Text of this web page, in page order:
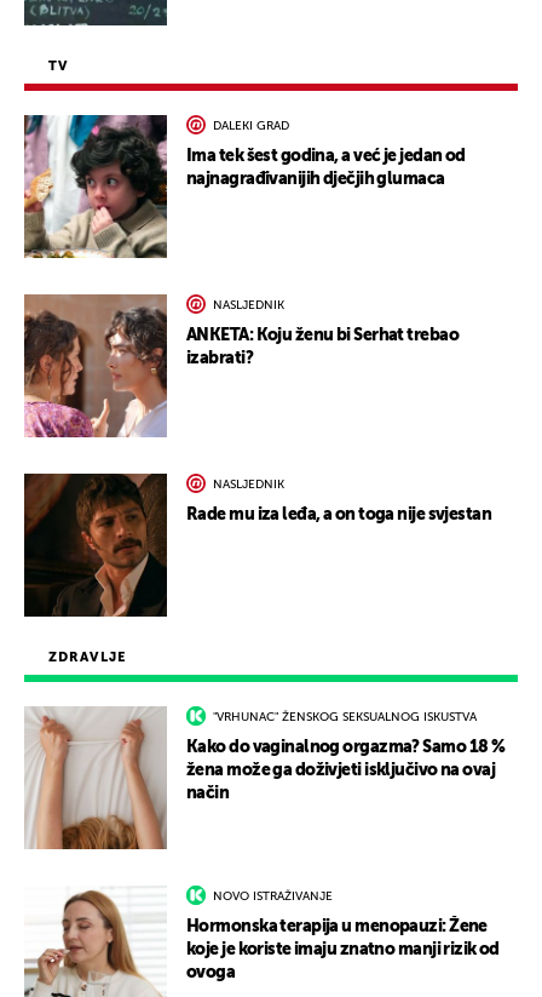
ZDRAVLJE
"VRHUNAC" ŽENSKOG SEKSUALNOG ISKUSTVA
Kako do vaginalnog orgazma? Samo 18 %
žena može ga doživjeti isključivo na ovaj
način
NOVO ISTRAŽIVANJE
Hormonska terapija u menopauzi: Žene
koje je koriste imaju znatno manji rizik od
ovoga
TV
DALEKI GRAD
Ima tek šest godina, a već je jedan od
najnagrađivanijih dječjih glumaca
NASLJEDNIK
ANKETA: Koju ženu bi Serhat trebao
izabrati?
NASLJEDNIK
Rade mu iza leđa, a on toga nije svjestan